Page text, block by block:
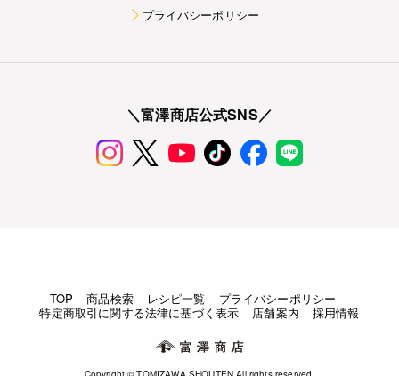
プライバシーポリシー
＼富澤商店公式SNS／
TOP 商品検索 レシピ一覧
プライバシーポリシー
特定商取引に関する法律に基づく表示
店舗案内 採用情報